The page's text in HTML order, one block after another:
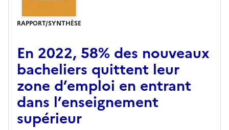
RAPPORT/SYNTHÈSE
En 2022, 58% des nouveaux
bacheliers quittent leur
zone d’emploi en entrant
dans l’enseignement
supérieur